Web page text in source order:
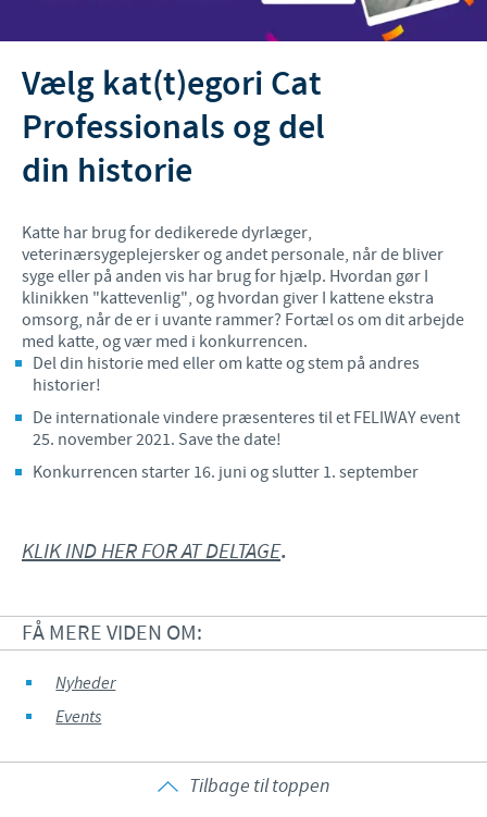
Administration og marketing
Ansøg om sponsorat
Indberetning af bivirkninger
Vælg kat(t)egori Cat
Professionals og del
din historie
Katte har brug for dedikerede dyrlæger,
veterinærsygeplejersker og andet personale, når de bliver
syge eller på anden vis har brug for hjælp. Hvordan gør I
klinikken "kattevenlig", og hvordan giver I kattene ekstra
omsorg, når de er i uvante rammer? Fortæl os om dit arbejde
med katte, og vær med i konkurrencen.
Del din historie med eller om katte og stem på andres
historier!
De internationale vindere præsenteres til et FELIWAY event
25. november 2021. Save the date!
Konkurrencen starter 16. juni og slutter 1. september
KLIK IND HER FOR AT DELTAGE.
FÅ MERE VIDEN OM:
Nyheder
Events
Tilbage til toppen